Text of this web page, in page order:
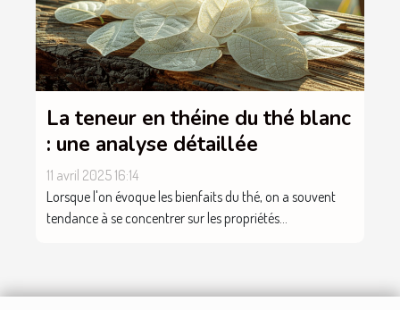
La teneur en théine du thé blanc
: une analyse détaillée
11 avril 2025 16:14
Lorsque l'on évoque les bienfaits du thé, on a souvent
tendance à se concentrer sur les propriétés...